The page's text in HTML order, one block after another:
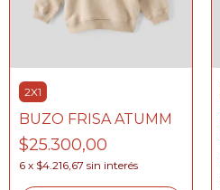
2X1
BUZO FRISA ATUMM
$25.300,00
6 x $4.216,67 sin interés